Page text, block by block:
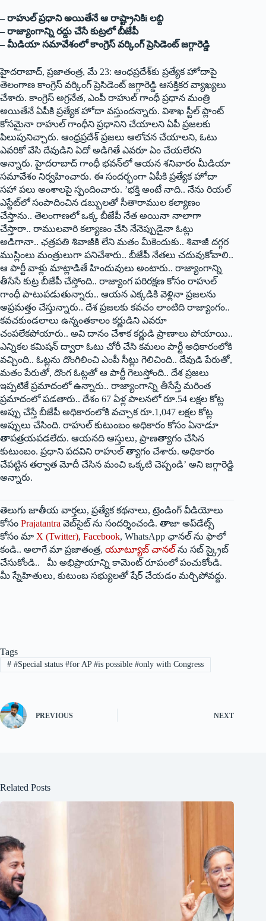
– రాహుల్ ప్రధాని అయితేనే ఆ రాష్ట్రానికిì లబ్ది
– రాజ్యాంగాన్ని రద్దు చేసే కుట్రలో బీజేపీ
– మీడియా సమావేశంలో కాంగ్రెస్ వర్కింగ్ ప్రెసిడెంట్ జగ్గారెడ్డి
హైదరాబాద్, ప్రజాతంత్ర, మే 23: ఆంధప్రదేశ్‌కు ప్రత్యేక హోదాపై
తెలంగాణ కాంగ్రెస్ వర్కింగ్ ప్రెసిడెంట్ జగ్గారెడ్డి ఆసక్తికర వ్యాఖ్యలు
చేశారు. కాంగ్రెస్ అగ్రనేత, ఎంపీ రాహుల్ గాంధీ ప్రధాన మంత్రి
అయితేనే ఏపీకి ప్రత్యేక హోదా వస్తుందన్నారు. విశాఖ స్టీల్ ప్లాంట్
కోసమైనా రాహుల్ గాంధీని ప్రధానిని చేయాలని ఏపీ ప్రజలకు
పిలుపునిచ్చారు. ఆంధ్రప్రదేశ్ ప్రజలు ఆలోచన చేయాలని, ఓటు
ఎవరికో వేసి దేవుడిని ఏదో అడిగితే ఎవరూ ఏం చేయలేరని
అన్నారు. హైదరాబాద్ గాంధీ భవన్‌లో ఆయన శనివారం మీడియా
సమావేశం నిర్వహించారు. ఈ సందర్భంగా ఏపీకి ప్రత్యేక హోదా
సహా పలు అంశాలపై స్పందించారు. ’భక్తి అంటే నాది.. నేను రియల్
ఎస్టేట్‌లో సంపాదించిన డబ్బులతో సీతారాముల కల్యాణం
చేస్తాను.. తెలంగాణలో ఒక్క బీజేపీ నేత అయినా నాలాగా
చేస్తారా.. రాములవారి కల్యాణం చేసి నేనెప్పుడైనా ఓట్లు
అడిగానా.. ఛత్రపతి శివాజీకి లేని మతం మీకెందుకు.. శివాజీ దగ్గర
ముస్లింలు మంత్రులుగా పనిచేశారు.. బీజేపీ నేతలు చదువుకోవాలి..
ఆ పార్టీ వాళ్లు మాట్లాడితే హిందువులు అంటారు.. రాజ్యాంగాన్ని
తీసేసే కుట్ర బీజేపీ చేస్తోంది.. రాజ్యాంగ పరిరక్షణ కోసం రాహుల్
గాంధీ పాటుపడుతున్నారు.. ఆయన ఎక్కడికి వెళ్లినా ప్రజలను
అప్రమత్తం చేస్తున్నారు.. దేశ ప్రజలకు కవచం లాంటిది రాజ్యాంగం..
కవచకుండలాలు ఉన్నంతకాలం కర్ణుడిని ఎవరూ
చంపలేకపోయారు.. అవి దానం చేశాక కర్ణుడి ప్రాణాలు పోయాయి..
ఎన్నికల కమిషన్ ద్వారా ఓటు చోరీ చేసి కమలం పార్టీ అధికారంలోకి
వచ్చింది.. ఓట్లను దొంగిలించి ఎంపీ సీట్లు గెలిచింది.. దేవుడి పేరుతో,
మతం పేరుతో, దొంగ ఓట్లతో ఆ పార్టీ గెలుస్తోంది.. దేశ ప్రజలు
ఇప్పటికే ప్రమాదంలో ఉన్నారు.. రాజ్యాంగాన్ని తీసేస్తే మరింత
ప్రమాదంలో పడతారు.. దేశం 67 ఏళ్ల పాలనలో రూ.54 లక్షల కోట్ల
అప్పు చేస్తే బీజేపీ అధికారంలోకి వచ్చాక రూ.1,047 లక్షల కోట్ల
అప్పులు చేసింది. రాహుల్ కుటుంబం అధికారం కోసం ఏనాడూ
తాపత్రయపడలేదు. ఆయనది ఆస్తులు, ప్రాణత్యాగం చేసిన
కుటుంబం. ప్రధాని పదవిని రాహుల్ త్యాగం చేశారు. అధికారం
చేపట్టిన తర్వాత మోదీ చేసిన మంచి ఒక్కటి చెప్పండి’ అని జగ్గారెడ్డి
అన్నారు.
తెలుగు జాతీయ వార్తలు, ప్రత్యేక కథనాలు, ట్రెండింగ్ వీడియోలు
కోసం Prajatantra వెబ్‌సైట్ ను సందర్శించండి. తాజా అప్‌డేట్స్
కోసం మా X (Twitter), Facebook, WhatsApp ఛానల్ ను ఫాలో
కండి.. అలాగే మా ప్రజాతంత్ర, యూట్యూబ్ చానల్ ను సబ్ స్క్రైబ్
చేసుకోండి.. మీ అభిప్రాయాన్ని కామెంట్ రూపంలో పంచుకోండి.
మీ స్నేహితులు, కుటుంబ సభ్యులతో షేర్ చేయడం మర్చిపోవద్దు.
Tags
##Special status #for AP #is possible #only with Congress
PREVIOUS NEXT
Related Posts